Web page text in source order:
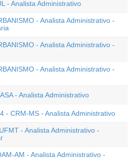
- Analista Administrativo
- Analista Administrativo -
- Analista Administrativo -
- Analista Administrativo -
- Analista Administrativo
- CRM-MS - Analista Administrativo
- Analista Administrativo -
AM - Analista Administrativo -